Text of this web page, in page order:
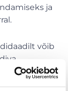
ja
võib
ja